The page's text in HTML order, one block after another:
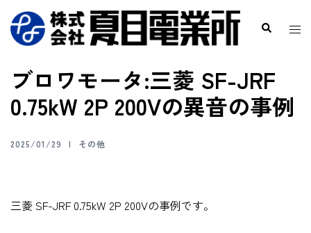
ブロワモータ:三菱 SF-JRF
0.75kW 2P 200Vの異音の事例
2025/01/29 その他
三菱 SF-JRF 0.75kW 2P 200Vの事例です。